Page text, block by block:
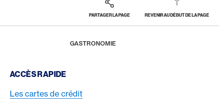
PARTAGER LA PAGE REVENIR AU DÉBUT DE LA PAGE
Footer
GASTRONOMIE
Footer Navigation
ACCÈS RAPIDE
Les cartes de crédit